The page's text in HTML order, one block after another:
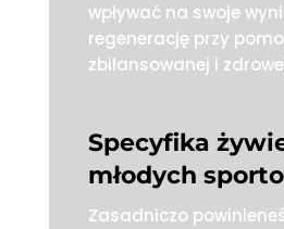
wpływać na swoje
regenerację przy
zbilansowanej i
Specyfika
młodych
Zasadniczo